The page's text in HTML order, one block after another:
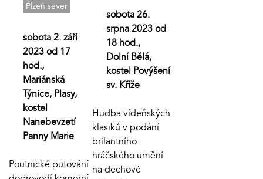
Plzeň sever
sobota 2. září
2023 od 17
hod.,
Mariánská
Týnice, Plasy,
kostel
Nanebevzetí
Panny Marie
Poutnické putování
sobota 26.
srpna 2023 od
18 hod.,
Dolní Bělá,
kostel Povýšení
sv. Kříže
Hudba vídeňských
klasiků v podání
brilantního
hráčského umění
na dechové